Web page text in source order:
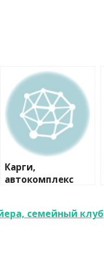
Карги,
автокомплекс
семейный клуб